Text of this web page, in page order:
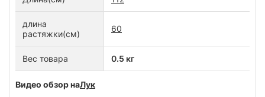
длина
растяжки(см)
60
Вес товара 0.5 кг
Видео обзор наЛук